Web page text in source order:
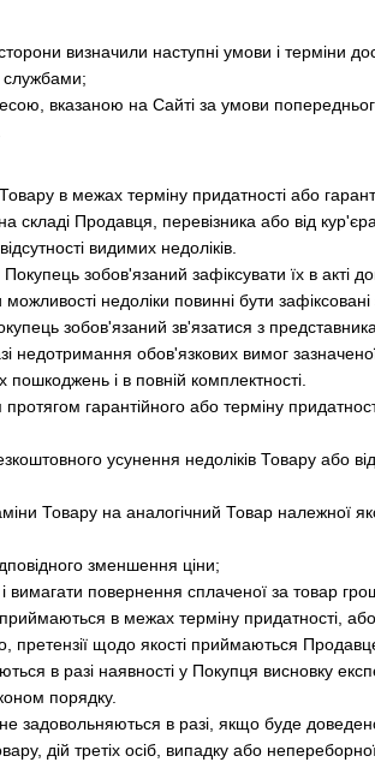
визначили наступні умови і терміни
службами;
вказаною на Сайті за умови
в межах терміну придатності або
Продавця, перевізника або від
видимих ​​недоліків.
Покупець зобов'язаний зафіксувати їх в
недоліки повинні бути
зобов'язаний зв'язатися з
недотримання обов'язкових вимог
пошкоджень і в повній комплектності.
гарантійного або терміну
усунення недоліків Товару або
Товару на аналогічний Товар належної
зменшення ціни;
вимагати повернення сплаченої за товар
в межах терміну придатності,
претензії щодо якості приймаються
в разі наявності у Покупця висновку
порядку.
не задовольняються в разі, якщо буде
дій третіх осіб, випадку або